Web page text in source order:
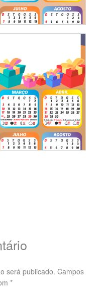
será publicado. Campos
*